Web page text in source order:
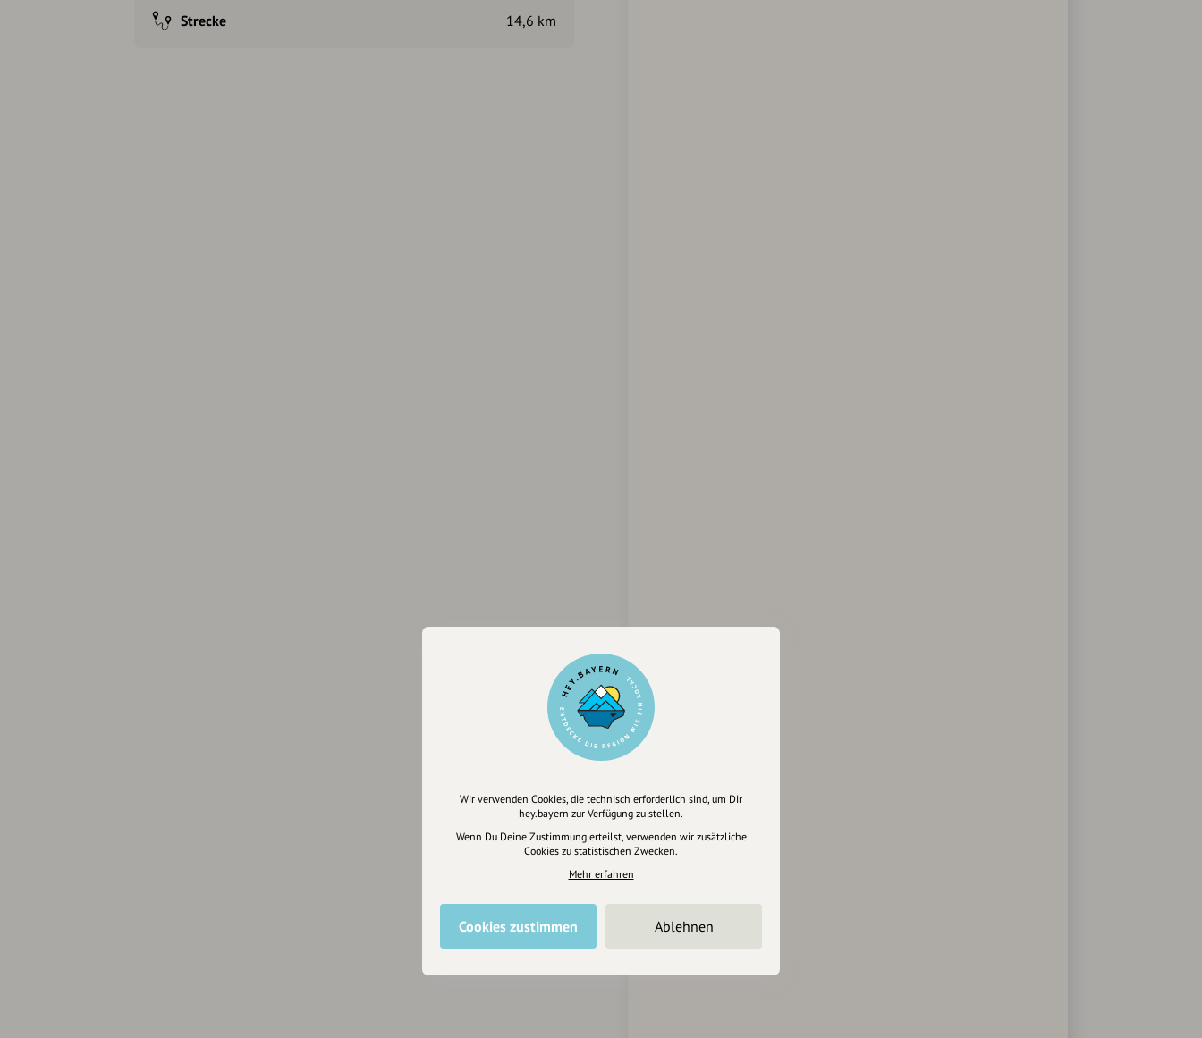
Strecke 14,6 km
Wir verwenden Cookies, die technisch erforderlich sind, um Dir
hey.bayern zur Verfügung zu stellen.
Wenn Du Deine Zustimmung erteilst, verwenden wir zusätzliche
Cookies zu statistischen Zwecken.
Mehr erfahren
Cookies zustimmen Ablehnen